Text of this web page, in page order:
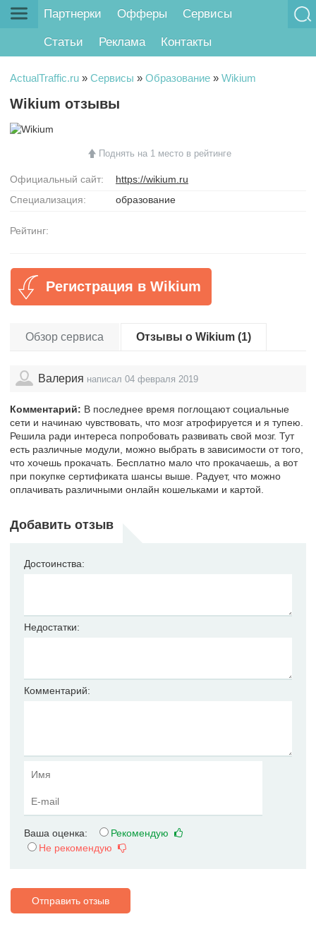
Партнерки Офферы Сервисы
Статьи Реклама Контакты
ActualTraffic.ru » Сервисы » Образование » Wikium
Wikium отзывы
Поднять на 1 место в рейтинге
Официальный сайт:
https://wikium.ru
Специализация:
образование
Рейтинг:
Регистрация в Wikium
Обзор сервиса Отзывы о Wikium (1)
Валерия написал 04 февраля 2019
Комментарий: В последнее время поглощают социальные
сети и начинаю чувствовать, что мозг атрофируется и я тупею.
Решила ради интереса попробовать развивать свой мозг. Тут
есть различные модули, можно выбрать в зависимости от того,
что хочешь прокачать. Бесплатно мало что прокачаешь, а вот
при покупке сертификата шансы выше. Радует, что можно
оплачивать различными онлайн кошельками и картой.
Добавить отзыв
Достоинства:
Недостатки:
Комментарий:
Ваша оценка:
Рекомендую
Не рекомендую
Отправить отзыв